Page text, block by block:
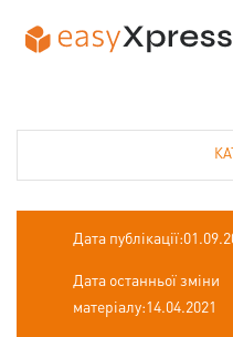
Дата
Дата останньої зміни
матеріалу:14.04.2021